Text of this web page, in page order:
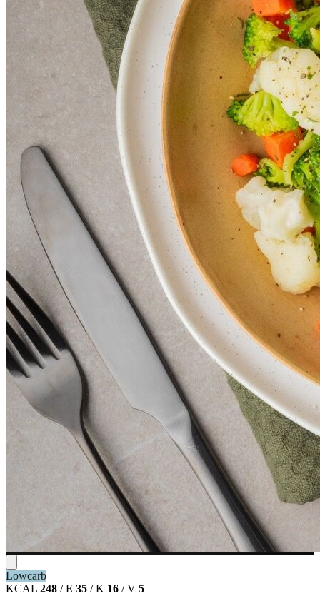
Lowcarb
KCAL 248 / E 35 / K 16 / V 5